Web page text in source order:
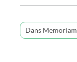
Dans Memoriam